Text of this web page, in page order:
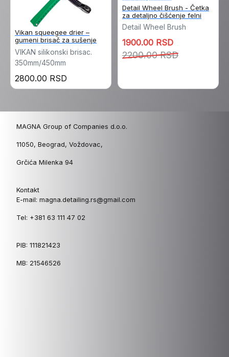
Vikan squeegee drier –
gumeni brisač za sušenje
vozila
VIKAN silikonski brisac.
350mm/450mm
2800.00 RSD
Detail Wheel Brush - Četka
za detaljno čišćenje felni
Detail Wheel Brush
1900.00 RSD
2200.00 RSD
MAGNA Group of Companies d.o.o.
11050, Beograd, Voždovac,
Grčića Milenka 94
Kontakt
E-mail: magna.detailing.rs@gmail.com
Tel: +381 63 111 47 02
PIB: 111821423
MB: 21546526